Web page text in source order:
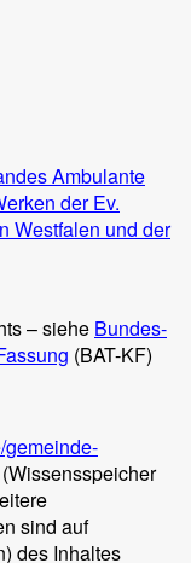
Ambulante
der Ev.
Westfalen und der
– siehe Bundes-
(BAT-KF)
gemeinde-
(Wissensspeicher
sind auf
des Inhaltes